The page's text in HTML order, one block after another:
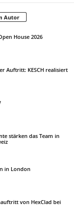
Autor
House 2026
Auftritt: KESCH realisiert
stärken das Team in
in London
von HexClad bei